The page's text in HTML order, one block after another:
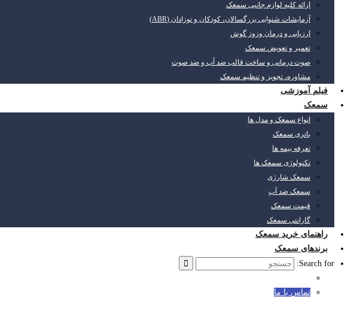
ارائه کلیه لوازم جانبی سمعک
آزمایشات شنوایی بزرگسالان، کودکان و نوزادان (ABR)
ارزیابی و درمان وزوز گوش
تعمیر و تعویض سمعک
صوت درمانی و ساخت قالب ضد آب و ضد صوت
مشاوره، تجویز و تنظیم سمعک
فیلم آموزشی
سمعک
انواع سمعک و مدل ها
باتری سمعک
تعرفه بیمه ها
تکنولوژی سمعک ها
سمعک شارژی
سمعک ضد آب
قیمت سمعک
گارانتی سمعک
راهنمای خرید سمعک
برندهای سمعک
Search for:
تماس با ما